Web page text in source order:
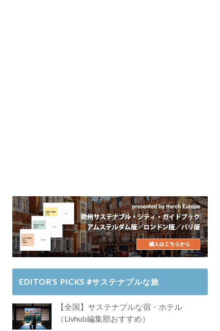
EDITOR’S PICKS #サステナブルな旅
【全国】サステナブルな宿・ホテル
（Livhub編集部おすすめ）